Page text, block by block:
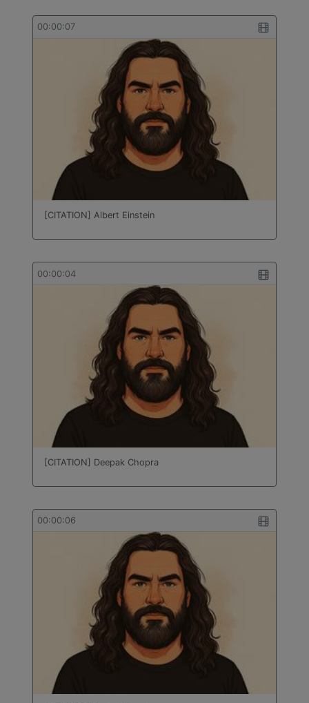
00:00:07
[CITATION] Albert Einstein
00:00:04
[CITATION] Deepak Chopra
00:00:06